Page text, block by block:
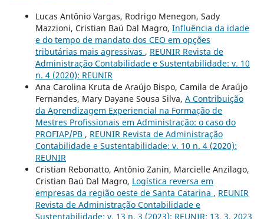
Lucas Antônio Vargas, Rodrigo Menegon, Sady
Mazzioni, Cristian Baú Dal Magro, Influência da idade
e do tempo de mandato dos CEO em opções
tributárias mais agressivas , REUNIR Revista de
Administração Contabilidade e Sustentabilidade: v. 10
n. 4 (2020): REUNIR
Ana Carolina Kruta de Araújo Bispo, Camila de Araújo
Fernandes, Mary Dayane Sousa Silva, A Contribuição
da Aprendizagem Experiencial na Formação de
Mestres Profissionais em Administração: o caso do
PROFIAP/PB , REUNIR Revista de Administração
Contabilidade e Sustentabilidade: v. 10 n. 4 (2020):
REUNIR
Cristian Rebonatto, Antônio Zanin, Marcielle Anzilago,
Cristian Baú Dal Magro, Logística reversa em
empresas da região oeste de Santa Catarina , REUNIR
Revista de Administração Contabilidade e
Sustentabilidade: v. 13 n. 3 (2023): REUNIR: 13, 3, 2023